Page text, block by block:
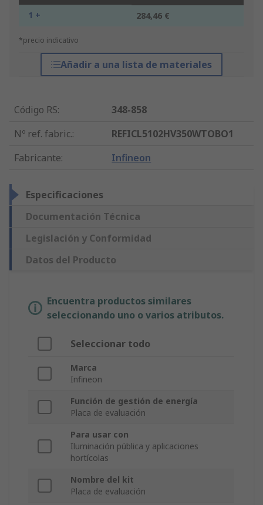
1 + 284,46 €
*precio indicativo
Añadir a una lista de materiales
Código RS:
348-858
Nº ref. fabric.:
REFICL5102HV350WTOBO1
Fabricante: Infineon
Especificaciones
Documentación Técnica
Legislación y Conformidad
Datos del Producto
Encuentra productos similares
seleccionando uno o varios atributos.
Seleccionar todo
Marca
Infineon
Función de gestión de energía
Placa de evaluación
Para usar con
Iluminación pública y aplicaciones
hortícolas
Nombre del kit
Placa de evaluación